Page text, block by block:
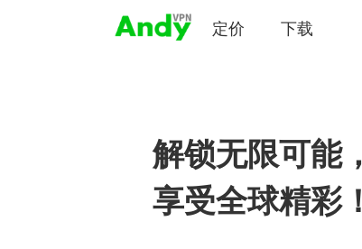
定价 下载
解锁无限可能，
享受全球精彩！